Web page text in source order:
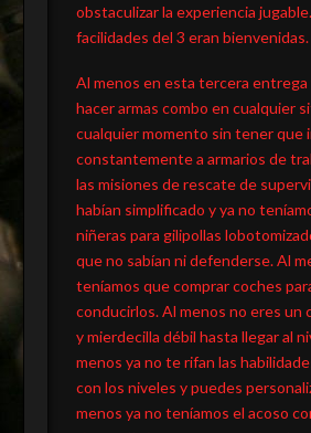
obstaculizar la experiencia
facilidades del 3 eran bienvenidas.
Al menos en esta tercera entrega
hacer armas combo en cualquier
cualquier momento sin tener que
constantemente a armarios de
las misiones de rescate de
habían simplificado y ya no
niñeras para gilipollas
que no sabían ni defenderse. Al
teníamos que comprar coches
conducirlos. Al menos no eres un
y mierdecilla débil hasta llegar al
menos ya no te rifan las
con los niveles y puedes
menos ya no teníamos el acoso